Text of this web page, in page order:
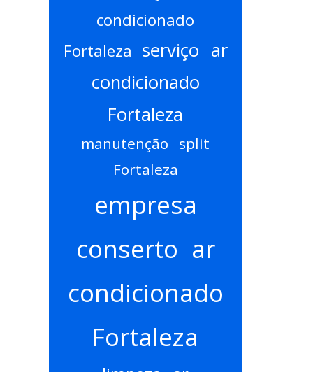
condicionado
Fortaleza serviço ar
condicionado
Fortaleza
manutenção split
Fortaleza
empresa
conserto ar
condicionado
Fortaleza